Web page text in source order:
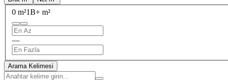
0 m²1B+ m²
—
Arama Kelimesi